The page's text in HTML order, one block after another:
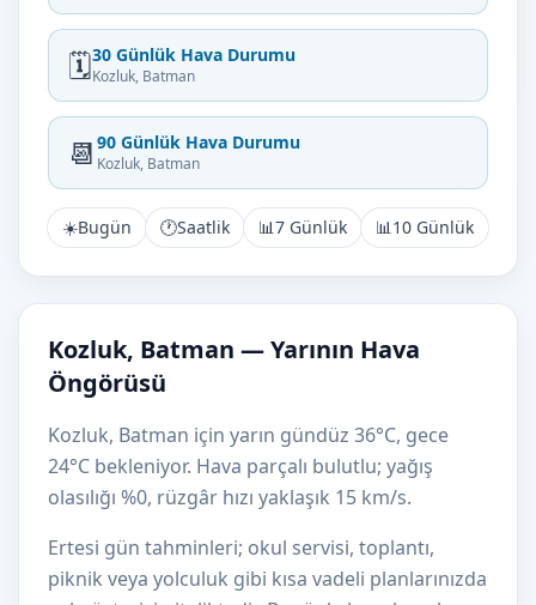
🗓️30 Günlük Hava Durumu
Kozluk, Batman
📆 90 Günlük Hava Durumu
Kozluk, Batman
☀️Bugün 🕐Saatlik 📊7 Günlük 📊10 Günlük
Kozluk, Batman — Yarının Hava
Öngörüsü
Kozluk, Batman için yarın gündüz 36°C, gece
24°C bekleniyor. Hava parçalı bulutlu; yağış
olasılığı %0, rüzgâr hızı yaklaşık 15 km/s.
Ertesi gün tahminleri; okul servisi, toplantı,
piknik veya yolculuk gibi kısa vadeli planlarınızda